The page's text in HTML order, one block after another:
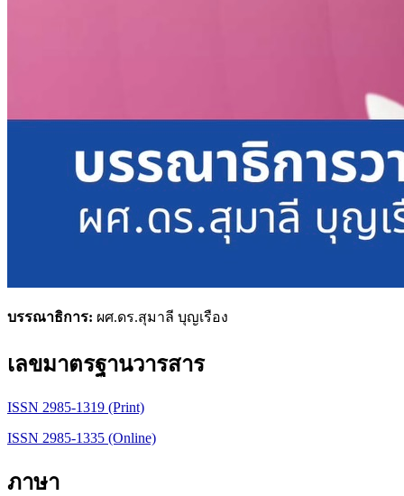
บรรณาธิการ: ผศ.ดร.สุมาลี บุญเรือง
เลขมาตรฐานวารสาร
ISSN 2985-1319 (Print)
ISSN 2985-1335 (Online)
ภาษา